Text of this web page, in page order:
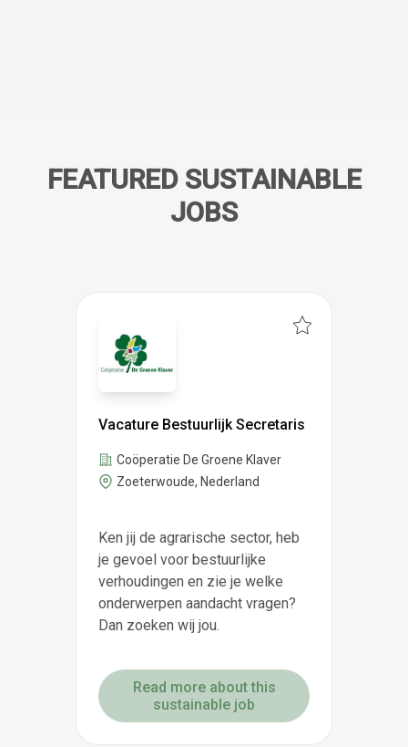
FEATURED SUSTAINABLE
JOBS
Vacature Bestuurlijk Secretaris
Coöperatie De Groene Klaver
Zoeterwoude, Nederland
Ken jij de agrarische sector, heb
je gevoel voor bestuurlijke
verhoudingen en zie je welke
onderwerpen aandacht vragen?
Dan zoeken wij jou.
Read more about this
sustainable job